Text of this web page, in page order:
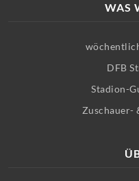
WAS
DFB
Stadion-
Zuschauer-